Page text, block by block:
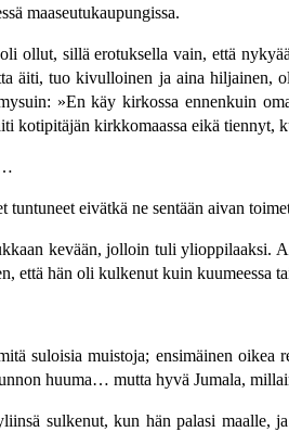
maaseutukaupungissa.
ollut, sillä erotuksella vain, että
äiti, tuo kivulloinen ja aina
»En käy kirkossa ennenkuin
kotipitäjän kirkkomaassa eikä
tuntuneet eivätkä ne sentään aivan
kevään, jolloin tuli ylioppilaaksi.
että hän oli kulkenut kuin kuumeessa
suloisia muistoja; ensimäinen
huuma… mutta hyvä Jumala,
sulkenut, kun hän palasi